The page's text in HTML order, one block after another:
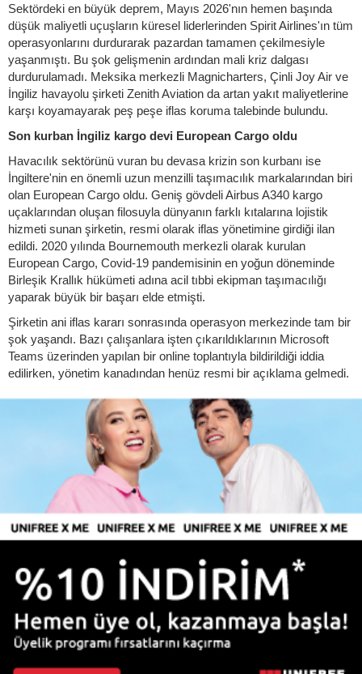
Sektördeki en büyük deprem, Mayıs 2026'nın hemen başında
düşük maliyetli uçuşların küresel liderlerinden Spirit Airlines'ın tüm
operasyonlarını durdurarak pazardan tamamen çekilmesiyle
yaşanmıştı. Bu şok gelişmenin ardından mali kriz dalgası
durdurulamadı. Meksika merkezli Magnicharters, Çinli Joy Air ve
İngiliz havayolu şirketi Zenith Aviation da artan yakıt maliyetlerine
karşı koyamayarak peş peşe iflas koruma talebinde bulundu.
Son kurban İngiliz kargo devi European Cargo oldu
Havacılık sektörünü vuran bu devasa krizin son kurbanı ise
İngiltere'nin en önemli uzun menzilli taşımacılık markalarından biri
olan European Cargo oldu. Geniş gövdeli Airbus A340 kargo
uçaklarından oluşan filosuyla dünyanın farklı kıtalarına lojistik
hizmeti sunan şirketin, resmi olarak iflas yönetimine girdiği ilan
edildi. 2020 yılında Bournemouth merkezli olarak kurulan
European Cargo, Covid-19 pandemisinin en yoğun döneminde
Birleşik Krallık hükümeti adına acil tıbbi ekipman taşımacılığı
yaparak büyük bir başarı elde etmişti.
Şirketin ani iflas kararı sonrasında operasyon merkezinde tam bir
şok yaşandı. Bazı çalışanlara işten çıkarıldıklarının Microsoft
Teams üzerinden yapılan bir online toplantıyla bildirildiği iddia
edilirken, yönetim kanadından henüz resmi bir açıklama gelmedi.